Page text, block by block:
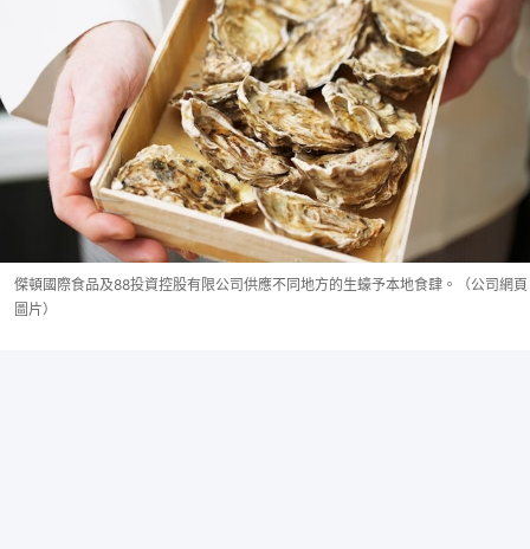
傑頓國際食品及88投資控股有限公司供應不同地方的生蠔予本地食肆。（公司網頁
圖片）